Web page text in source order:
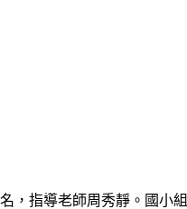
，指導老師周秀靜。國小